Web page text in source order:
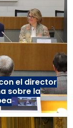
el director
sobre la